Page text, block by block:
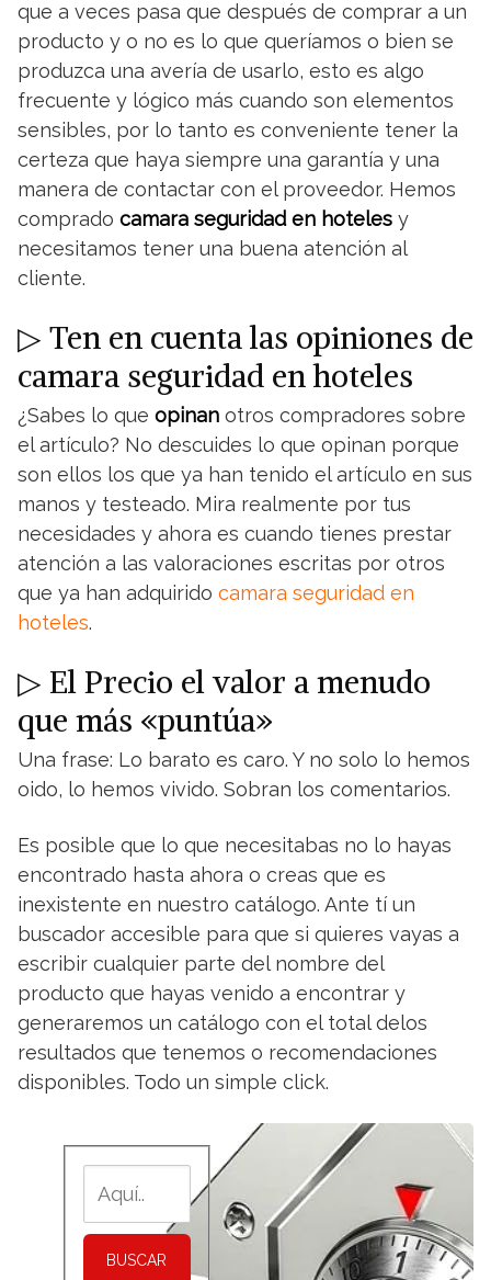
que a veces pasa que después de comprar a un
producto y o no es lo que queríamos o bien se
produzca una avería de usarlo, esto es algo
frecuente y lógico más cuando son elementos
sensibles, por lo tanto es conveniente tener la
certeza que haya siempre una garantía y una
manera de contactar con el proveedor. Hemos
comprado camara seguridad en hoteles y
necesitamos tener una buena atención al
cliente.
▷ Ten en cuenta las opiniones de
camara seguridad en hoteles
¿Sabes lo que opinan otros compradores sobre
el artículo? No descuides lo que opinan porque
son ellos los que ya han tenido el artículo en sus
manos y testeado. Mira realmente por tus
necesidades y ahora es cuando tienes prestar
atención a las valoraciones escritas por otros
que ya han adquirido camara seguridad en
hoteles.
▷ El Precio el valor a menudo
que más «puntúa»
Una frase: Lo barato es caro. Y no solo lo hemos
oido, lo hemos vivido. Sobran los comentarios.
Es posible que lo que necesitabas no lo hayas
encontrado hasta ahora o creas que es
inexistente en nuestro catálogo. Ante tí un
buscador accesible para que si quieres vayas a
escribir cualquier parte del nombre del
producto que hayas venido a encontrar y
generaremos un catálogo con el total delos
resultados que tenemos o recomendaciones
disponibles. Todo un simple click.
BUSCAR